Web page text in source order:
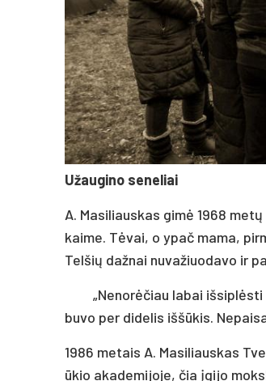
Užaugino seneliai
A. Masiliauskas gimė 1968
kaime. Tėvai, o ypač mama,
Telšių dažnai nuvažiuodavo ir
„Nenorėčiau labai
buvo per didelis iššūkis.
1986 metais A. Masiliauskas
ūkio akademijoje, čia įgijo